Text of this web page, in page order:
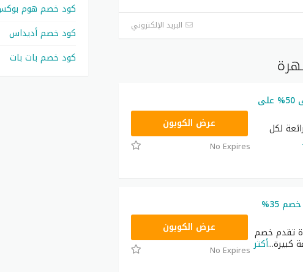
البريد الإلكتروني
كود خصم سرداب خصم حتى 50% على
لكل
HELLOعرض الكوبون
No Expires
أحدث كوبون عبايات سرداب خصم 35%
تقدم خصم
...أكثر
HELLOعرض الكوبون
No Expires
كود خصم هوم
كود خصم أديداس
كود خصم بات بات